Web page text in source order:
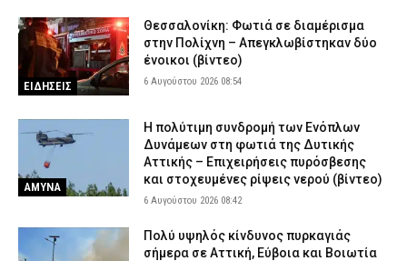
ΕΙΔΗΣΕΙΣ
Θεσσαλονίκη: Φωτιά σε διαμέρισμα
στην Πολίχνη – Απεγκλωβίστηκαν δύο
ένοικοι (βίντεο)
6 Αυγούστου 2026 08:54
ΑΜΥΝΑ
H πολύτιμη συνδρομή των Ενόπλων
Δυνάμεων στη φωτιά της Δυτικής
Αττικής – Επιχειρήσεις πυρόσβεσης
και στοχευμένες ρίψεις νερού (βίντεο)
6 Αυγούστου 2026 08:42
Πολύ υψηλός κίνδυνος πυρκαγιάς
σήμερα σε Αττική, Εύβοια και Βοιωτία